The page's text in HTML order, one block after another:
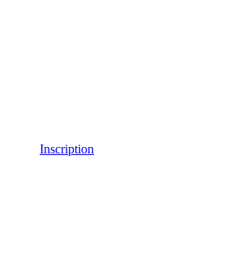
Inscription